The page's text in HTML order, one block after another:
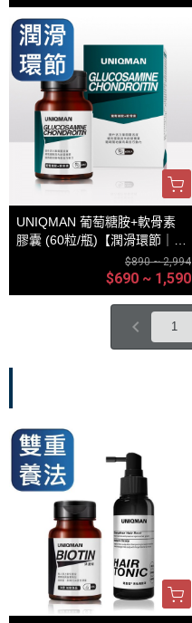
UNIQMAN 葡萄糖胺+軟骨素
膠囊 (60粒/瓶)【潤滑環節｜多
$890 ~ 2,994
$690 ~ 1,590